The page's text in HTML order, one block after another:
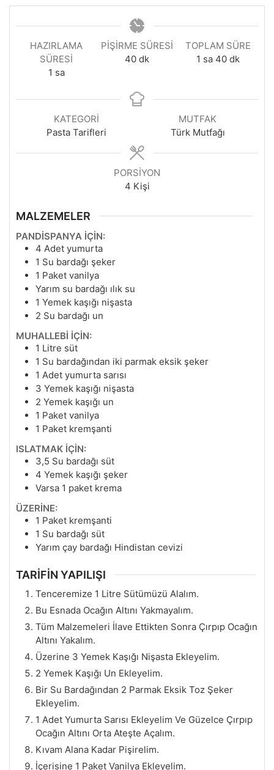
HAZIRLAMA
SÜRESI
1 saat
sa
PIŞIRME SÜRESI
40dakika
dk
TOPLAM SÜRE
1 saat
sa 40dakika
dk
KATEGORI
Pasta Tarifleri
MUTFAK
Türk Mutfağı
PORSIYON
4 Kişi
MALZEMELER
PANDİSPANYA İÇİN:
4 Adet yumurta
1 Su bardağı şeker
1 Paket vanilya
Yarım su bardağı ılık su
1 Yemek kaşığı nişasta
2 Su bardağı un
MUHALLEBİ İÇİN:
1 Litre süt
1 Su bardağından iki parmak eksik şeker
1 Adet yumurta sarısı
3 Yemek kaşığı nişasta
2 Yemek kaşığı un
1 Paket vanilya
1 Paket kremşanti
ISLATMAK İÇİN:
3,5 Su bardağı süt
4 Yemek kaşığı şeker
Varsa 1 paket krema
ÜZERİNE:
1 Paket kremşanti
1 Su bardağı süt
Yarım çay bardağı Hindistan cevizi
TARİFİN YAPILIŞI
Tenceremize 1 Litre Sütümüzü Alalım.
Bu Esnada Ocağın Altını Yakmayalım.
Tüm Malzemeleri İlave Ettikten Sonra Çırpıp Ocağın
Altını Yakalım.
Üzerine 3 Yemek Kaşığı Nişasta Ekleyelim.
2 Yemek Kaşığı Un Ekleyelim.
Bir Su Bardağından 2 Parmak Eksik Toz Şeker
Ekleyelim.
1 Adet Yumurta Sarısı Ekleyelim Ve Güzelce Çırpıp
Ocağın Altını Orta Ateşte Açalım.
Kıvam Alana Kadar Pişirelim.
İçerisine 1 Paket Vanilya Ekleyelim.